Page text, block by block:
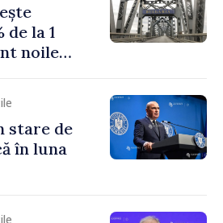
la 1
noile
stare de
în luna